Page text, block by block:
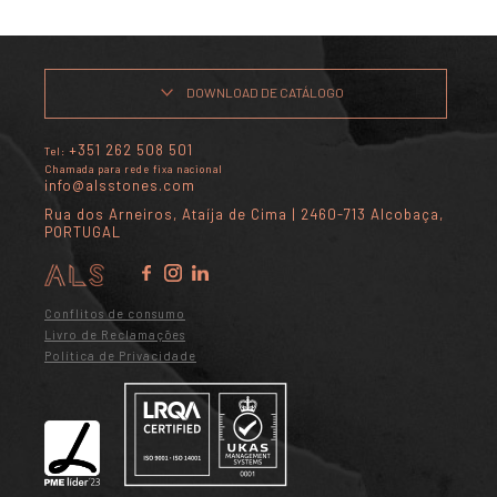
DOWNLOAD DE CATÁLOGO
Tel: +351 262 508 501
Chamada para rede fixa nacional
info@alsstones.com
Rua dos Arneiros, Ataíja de Cima | 2460-713 Alcobaça,
PORTUGAL
Conflitos de consumo
Livro de Reclamações
Política de Privacidade